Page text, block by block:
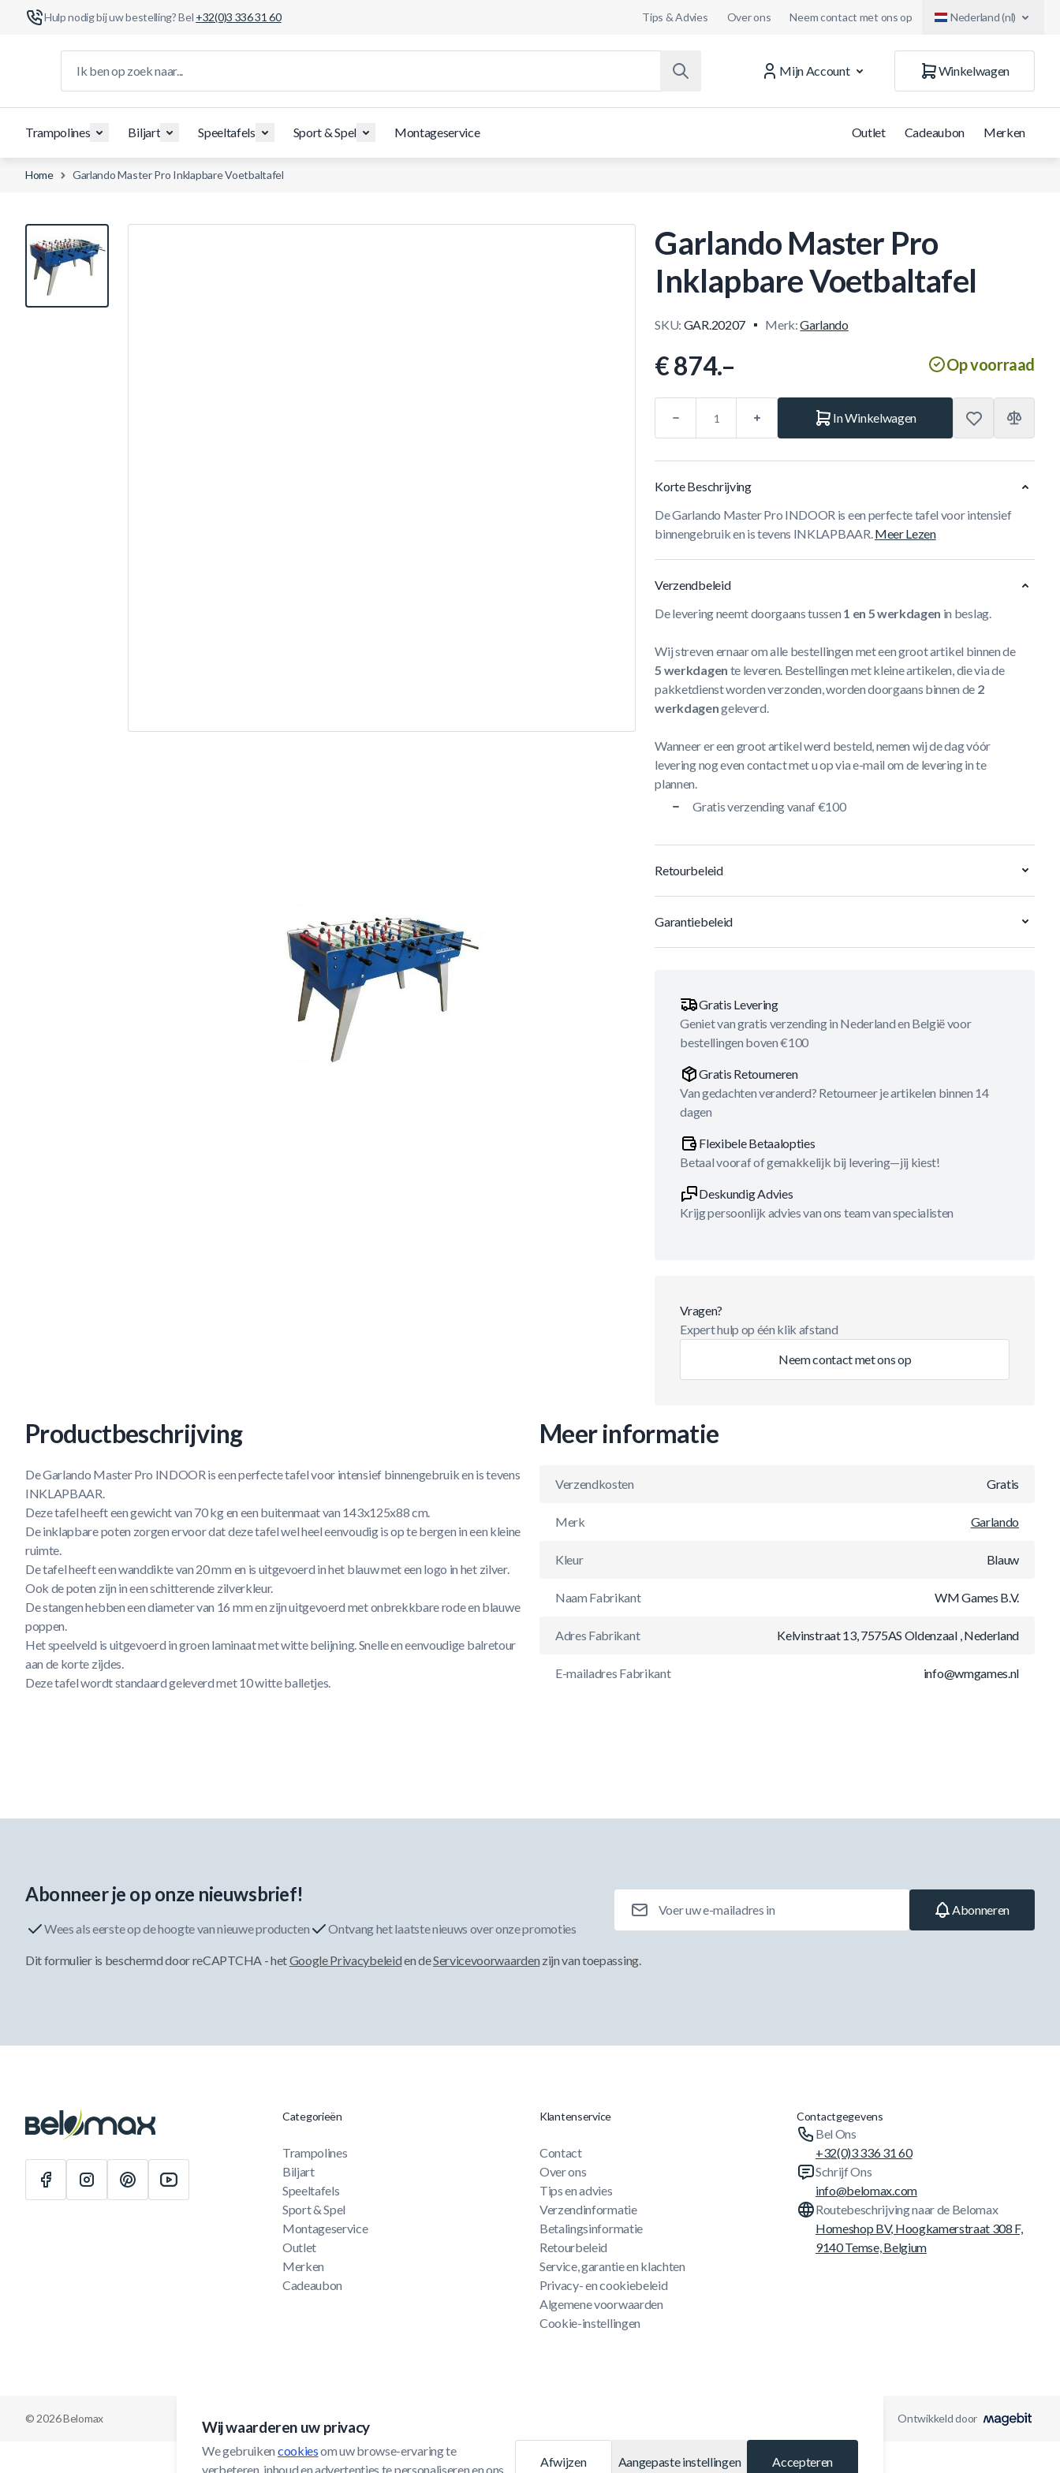
Hulp nodig bij uw bestelling? Bel +32(0)3 336 31 60 Tips & Advies Over ons Neem contact met ons op Nederland (nl)
Mijn Account
Winkelwagen
Trampolines Biljart Speeltafels Sport & Spel Montageservice Outlet Cadeaubon Merken
Home Garlando Master Pro Inklapbare Voetbaltafel
View larger image
Garlando Master Pro
Inklapbare Voetbaltafel
SKU: GAR.20207 Merk:Garlando
€ 874.– Op voorraad
In Winkelwagen
Korte Beschrijving
De Garlando Master Pro INDOOR is een perfecte tafel voor intensief
binnengebruik en is tevens INKLAPBAAR.Meer Lezen
Verzendbeleid
De levering neemt doorgaans tussen 1 en 5 werkdagen in beslag.
Wij streven ernaar om alle bestellingen met een groot artikel binnen de
5 werkdagen te leveren. Bestellingen met kleine artikelen, die via de
pakketdienst worden verzonden, worden doorgaans binnen de 2
werkdagengeleverd.
Wanneer er een groot artikel werd besteld, nemen wij de dag vóór
levering nog even contact met u op via e-mail om de levering in te
plannen.
Gratis verzending vanaf €100
Retourbeleid
Garantiebeleid
Gratis Levering
Geniet van gratis verzending in Nederland en België voor
bestellingen boven €100
Gratis Retourneren
Van gedachten veranderd? Retourneer je artikelen binnen 14
dagen
Flexibele Betaalopties
Betaal vooraf of gemakkelijk bij levering—jij kiest!
Deskundig Advies
Krijg persoonlijk advies van ons team van specialisten
Vragen?
Expert hulp op één klik afstand
Neem contact met ons op
Productbeschrijving
De Garlando Master Pro INDOOR is een perfecte tafel voor intensief binnengebruik en is tevens
INKLAPBAAR.
Deze tafel heeft een gewicht van 70 kg en een buitenmaat van 143x125x88 cm.
De inklapbare poten zorgen ervoor dat deze tafel wel heel eenvoudig is op te bergen in een kleine
ruimte.
De tafel heeft een wanddikte van 20 mm en is uitgevoerd in het blauw met een logo in het zilver.
Ook de poten zijn in een schitterende zilverkleur.
De stangen hebben een diameter van 16 mm en zijn uitgevoerd met onbrekkbare rode en blauwe
poppen.
Het speelveld is uitgevoerd in groen laminaat met witte belijning. Snelle en eenvoudige balretour
aan de korte zijdes.
Deze tafel wordt standaard geleverd met 10 witte balletjes.
Meer informatie
Verzendkosten Gratis
Merk Garlando
Kleur Blauw
Naam Fabrikant WM Games B.V.
Adres Fabrikant Kelvinstraat 13, 7575AS Oldenzaal , Nederland
E-mailadres Fabrikant info@wmgames.nl
Wij waarderen uw privacy
We gebruiken cookies om uw browse-ervaring te
verbeteren, inhoud en advertenties te personaliseren en ons
Afwijzen Aangepaste instellingen Accepteren
Abonneer je op onze nieuwsbrief!
Wees als eerste op de hoogte van nieuwe producten Ontvang het laatste nieuws over onze promoties
Abonneren
Dit formulier is beschermd door reCAPTCHA - hetGoogle Privacybeleiden deServicevoorwaarden zijn van toepassing.
Categorieën
Trampolines
Biljart
Speeltafels
Sport & Spel
Montageservice
Outlet
Merken
Cadeaubon
Klantenservice
Contact
Over ons
Tips en advies
Verzendinformatie
Betalingsinformatie
Retourbeleid
Service, garantie en klachten
Privacy- en cookiebeleid
Algemene voorwaarden
Cookie-instellingen
Contactgegevens
Bel Ons
+32(0)3 336 31 60
Schrijf Ons
info@belomax.com
Routebeschrijving naar de Belomax
Homeshop BV, Hoogkamerstraat 308 F,
9140 Temse, Belgium
© 2026 Belomax Ontwikkeld door